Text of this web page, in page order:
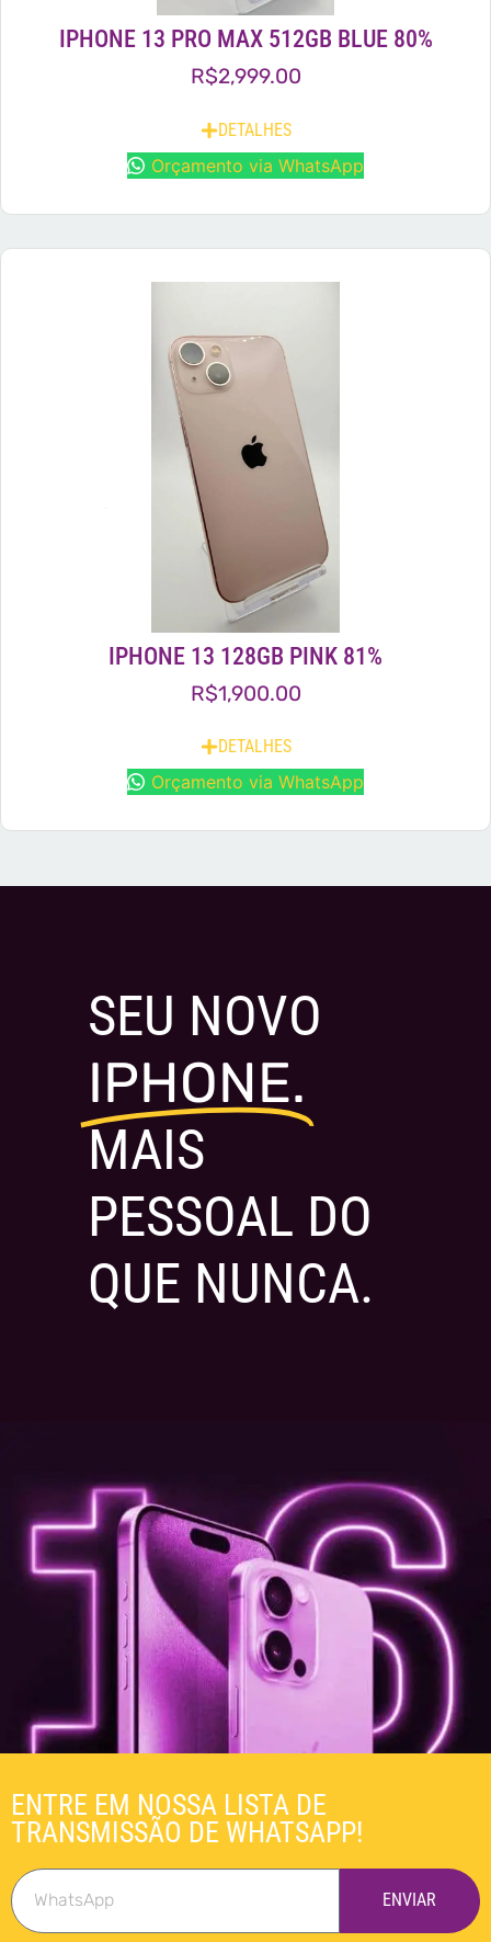
IPHONE 13 PRO MAX 512GB BLUE 80%
R$2,999.00
DETALHES
Orçamento via WhatsApp
IPHONE 13 128GB PINK 81%
R$1,900.00
DETALHES
Orçamento via WhatsApp
SEU NOVO
IPHONE.
MAIS
PESSOAL DO
QUE NUNCA.
ENTRE EM NOSSA LISTA DE
TRANSMISSÃO DE WHATSAPP!
ENVIAR